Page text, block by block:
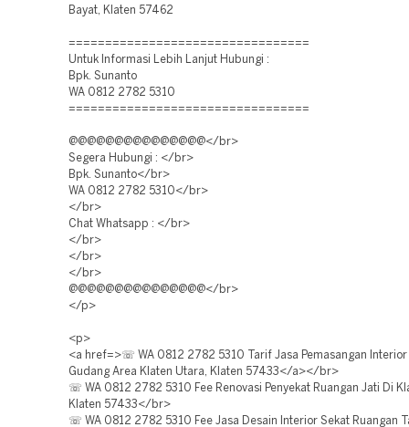
Bayat, Klaten 57462
=================================
Untuk Informasi Lebih Lanjut Hubungi :
Bpk. Sunanto
WA 0812 2782 5310
=================================
@@@@@@@@@@@@@@@</br>
Segera Hubungi : </br>
Bpk. Sunanto</br>
WA 0812 2782 5310</br>
</br>
Chat Whatsapp : </br>
</br>
</br>
</br>
@@@@@@@@@@@@@@@</br>
</p>
<p>
<a href=>☏ WA 0812 2782 5310 Tarif Jasa Pemasangan Interior
Gudang Area Klaten Utara, Klaten 57433</a></br>
☏ WA 0812 2782 5310 Fee Renovasi Penyekat Ruangan Jati Di
Klaten 57433</br>
☏ WA 0812 2782 5310 Fee Jasa Desain Interior Sekat Ruangan